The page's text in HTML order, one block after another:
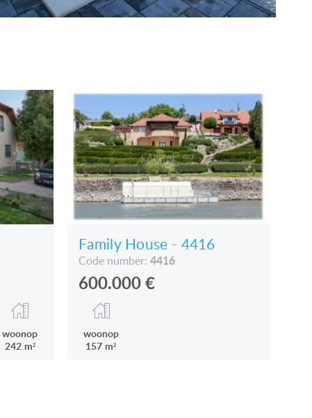
woonop
242 m²
Family House - 4416
Code number: 4416
600.000€
woonop
157 m²